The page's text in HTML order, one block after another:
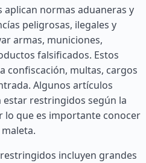
aplican normas aduaneras y
peligrosas, ilegales y
armas, municiones,
falsificados. Estos
confiscación, multas, cargos
Algunos artículos
restringidos según la
lo que es importante conocer
incluyen grandes